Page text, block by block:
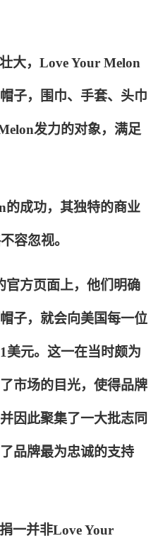
大，Love Your Melon
子，围巾、手套、头巾
发力的对象，满足
的成功，其独特的商业
容忽视。
官方页面上，他们明确
子，就会向美国每一位
美元。这一在当时颇为
市场的目光，使得品牌
因此聚集了一大批志同
品牌最为忠诚的支持
一并非Love Your